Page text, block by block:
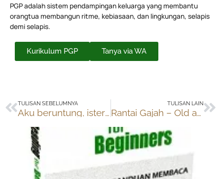
PGP adalah sistem pendampingan keluarga yang membantu
orangtua membangun ritme, kebiasaan, dan lingkungan, selapis
demi selapis.
Kurikulum PGP Tanya via WA
Prev
TULISAN SEBELUMNYA
Aku beruntung, isteriku seorang gamers
TULISAN LAIN
Rantai Gajah – Old and New